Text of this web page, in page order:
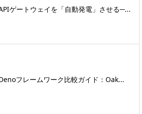
ゲートウェイを「自動発電」させる─...
フレームワーク比較ガイド：Oak...